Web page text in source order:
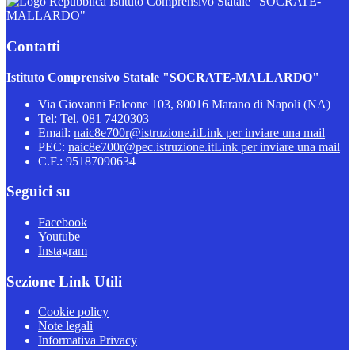
MALLARDO"
Contatti
Istituto Comprensivo Statale "SOCRATE-MALLARDO"
Via Giovanni Falcone 103, 80016 Marano di Napoli (NA)
Tel: Tel. 081 7420303
Email: naic8e700r@istruzione.itLink per inviare una mail
PEC: naic8e700r@pec.istruzione.itLink per inviare una mail
C.F.: 95187090634
Seguici su
Facebook
Youtube
Instagram
Sezione Link Utili
Cookie policy
Note legali
Informativa Privacy